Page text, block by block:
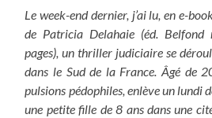
Le week-end dernier, j’ai lu, en e-
de Patricia Delahaie (éd.
pages), un thriller judiciaire se
dans le Sud de la France. Âgé de
pulsions pédophiles, enlève un lundi
une petite fille de 8 ans dans une